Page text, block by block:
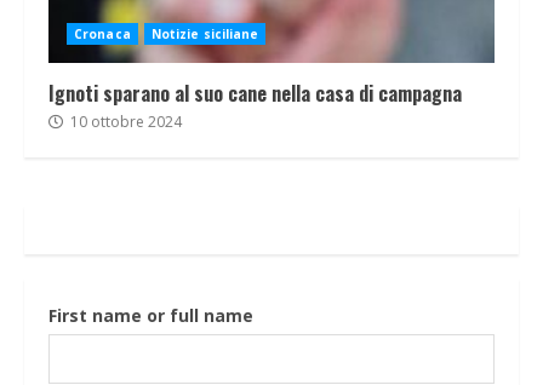
Cronaca Notizie siciliane
Ignoti sparano al suo cane nella casa di campagna
10 ottobre 2024
First name or full name